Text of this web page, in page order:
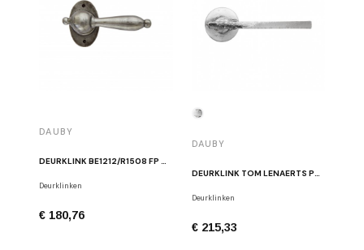
DAUBY
Deurklinken
€ 180,76
DAUBY
Deurklinken
€ 215,33